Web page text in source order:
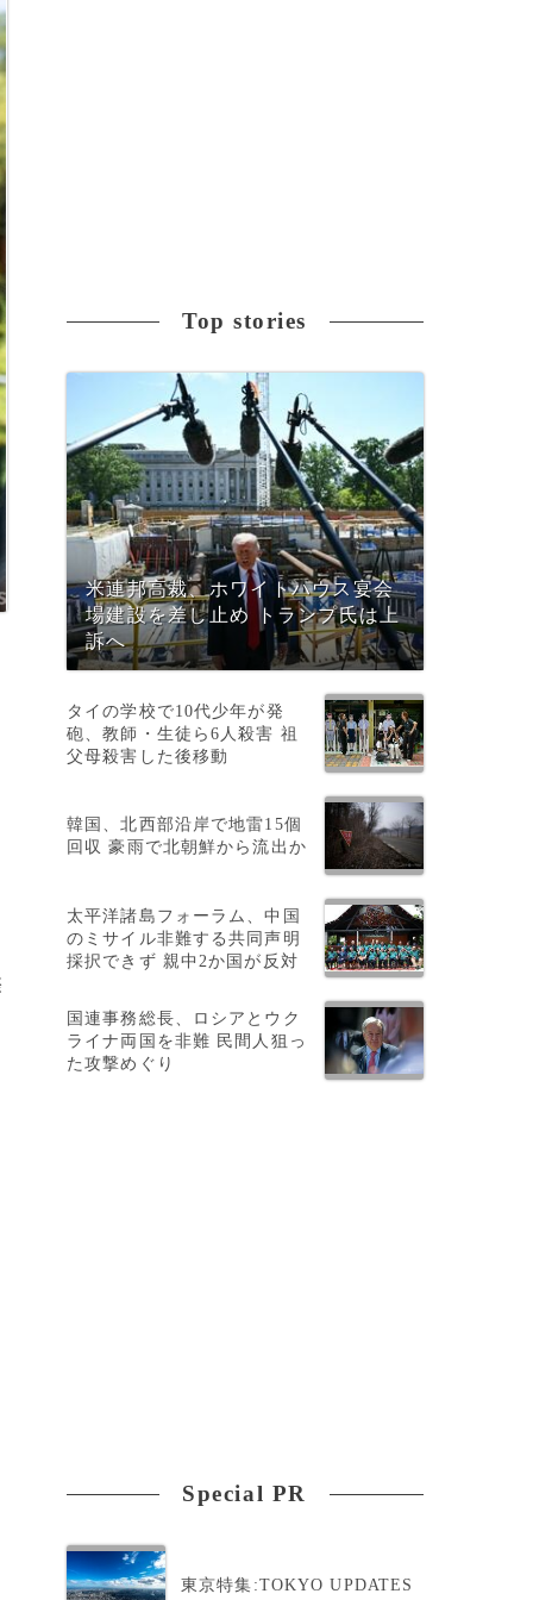
Top stories
米連邦高裁、ホワイトハウス宴会
場建設を差し止め トランプ氏は上
訴へ
タイの学校で10代少年が発
砲、教師・生徒ら6人殺害 祖
父母殺害した後移動
韓国、北西部沿岸で地雷15個
回収 豪雨で北朝鮮から流出か
太平洋諸島フォーラム、中国
のミサイル非難する共同声明
採択できず 親中2か国が反対
国連事務総長、ロシアとウク
ライナ両国を非難 民間人狙っ
た攻撃めぐり
Special PR
東京特集:TOKYO UPDATES